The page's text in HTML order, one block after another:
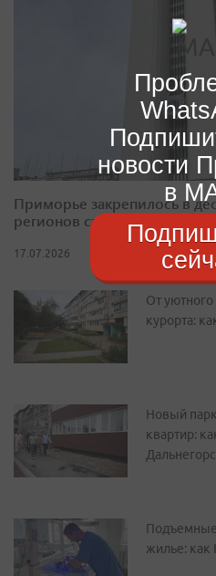
Приморье закрепилось в
регионов страны
17.07.2026
От
курорта:
Новый
квартир:
жилье: как
новости
в